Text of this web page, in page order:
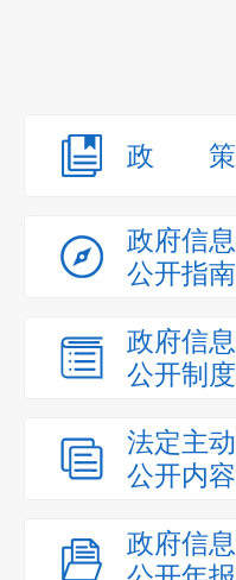
政策
政府信息
公开指南
政府信息
公开制度
法定主动
公开内容
政府信息